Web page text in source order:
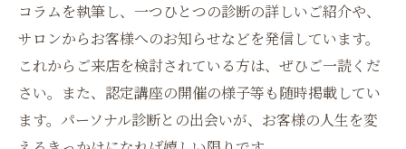
コラムを執筆し、一つひとつの診断の詳しいご紹介や、
サロンからお客様へのお知らせなどを発信しています。
これからご来店を検討されている方は、ぜひご一読くだ
さい。また、認定講座の開催の様子等も随時掲載してい
ます。パーソナル診断との出会いが、お客様の人生を変